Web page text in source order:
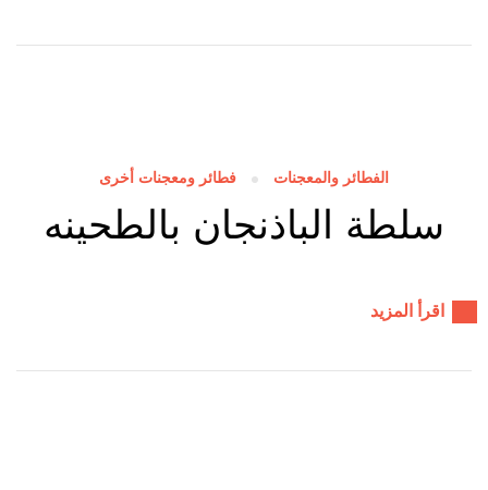
الفطائر والمعجنات فطائر ومعجنات أخرى
سلطة الباذنجان بالطحينه
اقرأ المزيد